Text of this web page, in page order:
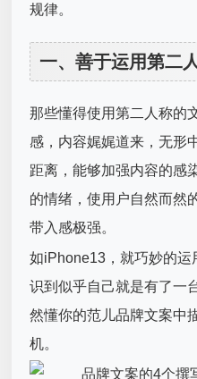
规律。
一、善于运用第二
那些懂得使用第二人称的
感，内容娓娓道来，无形
距离，能够加强内容的感
的情绪，使用户自然而然
带入感极强。
如iPhone13，就巧妙的
识到似乎自己就是有了一
然懂你的范儿品牌文案中
机。